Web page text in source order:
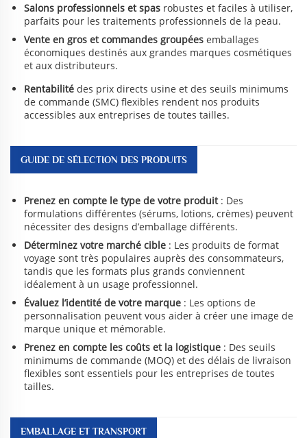
Salons professionnels et spas robustes et faciles à utiliser,
parfaits pour les traitements professionnels de la peau.
Vente en gros et commandes groupées emballages
économiques destinés aux grandes marques cosmétiques
et aux distributeurs.
Rentabilité des prix directs usine et des seuils minimums
de commande (SMC) flexibles rendent nos produits
accessibles aux entreprises de toutes tailles.
GUIDE DE SÉLECTION DES PRODUITS
Prenez en compte le type de votre produit : Des
formulations différentes (sérums, lotions, crèmes) peuvent
nécessiter des designs d’emballage différents.
Déterminez votre marché cible : Les produits de format
voyage sont très populaires auprès des consommateurs,
tandis que les formats plus grands conviennent
idéalement à un usage professionnel.
Évaluez l’identité de votre marque : Les options de
personnalisation peuvent vous aider à créer une image de
marque unique et mémorable.
Prenez en compte les coûts et la logistique : Des seuils
minimums de commande (MOQ) et des délais de livraison
flexibles sont essentiels pour les entreprises de toutes
tailles.
EMBALLAGE ET TRANSPORT